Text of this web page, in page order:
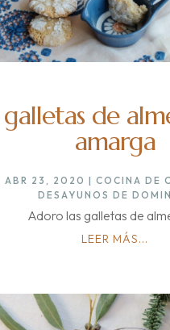
galletas de
amarga
ABR 23, 2020 |COCINA DE
DESAYUNOS DE
Adoro las galletas de
LEER MÁS...